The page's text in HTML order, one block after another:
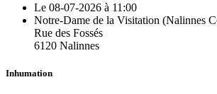
Le 08-07-2026 à 11:00
Notre-Dame de la Visitation (Nalinnes
Rue des Fossés
6120 Nalinnes
Inhumation